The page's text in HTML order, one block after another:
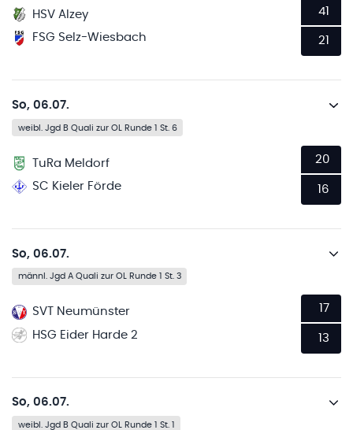
HSV Alzey
FSG Selz-Wiesbach
41
21
So, 06.07.
weibl. Jgd B Quali zur OL Runde 1 St. 6
TuRa Meldorf
SC Kieler Förde
20
16
So, 06.07.
männl. Jgd A Quali zur OL Runde 1 St. 3
SVT Neumünster
HSG Eider Harde 2
17
13
So, 06.07.
weibl. Jgd B Quali zur OL Runde 1 St. 1